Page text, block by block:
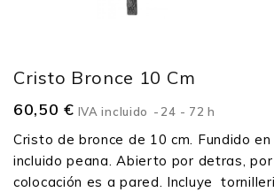
Cristo Bronce 10 Cm
60,50 € IVA incluido 24 - 72 h
Cristo de bronce de 10 cm. Fundido
incluido peana. Abierto por detras,
colocación es a pared. Incluye